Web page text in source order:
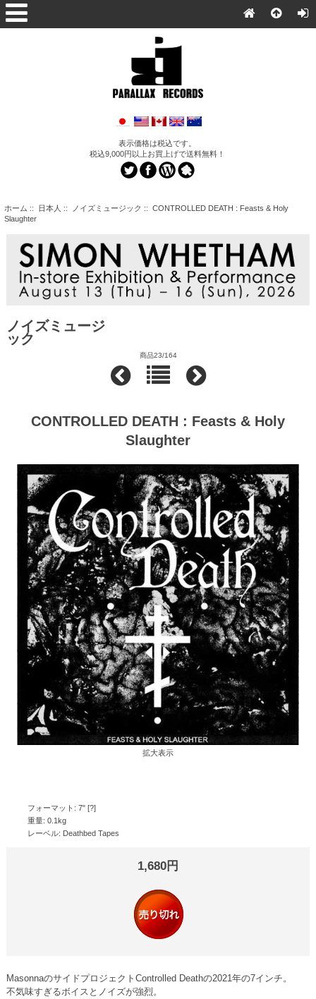
表示価格は税込です。
税込9,000円以上お買上げで送料無料！
ホーム :: 日本人 :: ノイズミュージック :: CONTROLLED DEATH : Feasts & Holy
Slaughter
ノイズミュージ
ック
商品23/164
CONTROLLED DEATH : Feasts & Holy
Slaughter
拡大表示
フォーマット: 7" [?]
重量: 0.1kg
レーベル: Deathbed Tapes
1,680円
MasonnaのサイドプロジェクトControlled Deathの2021年の7インチ。
不気味すぎるボイスとノイズが強烈。